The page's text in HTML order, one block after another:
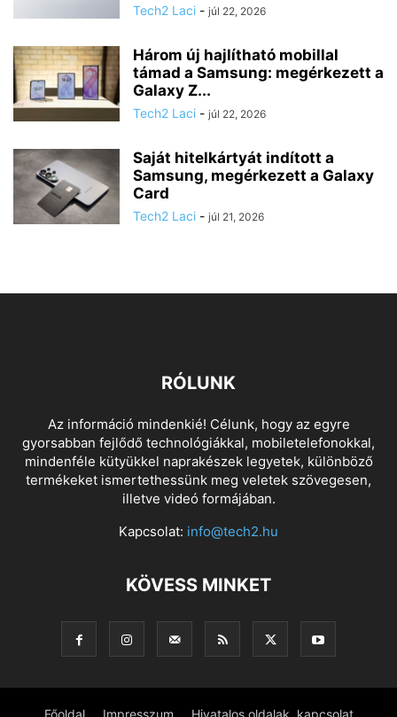
Tech2 Laci - júl 22, 2026
Három új hajlítható mobillal
támad a Samsung: megérkezett a
Galaxy Z...
Tech2 Laci - júl 22, 2026
Saját hitelkártyát indított a
Samsung, megérkezett a Galaxy
Card
Tech2 Laci - júl 21, 2026
RÓLUNK
Az információ mindenkié! Célunk, hogy az egyre
gyorsabban fejlődő technológiákkal, mobiletelefonokkal,
mindenféle kütyükkel naprakészek legyetek, különböző
termékeket ismertethessünk meg veletek szövegesen,
illetve videó formájában.
Kapcsolat: info@tech2.hu
KÖVESS MINKET